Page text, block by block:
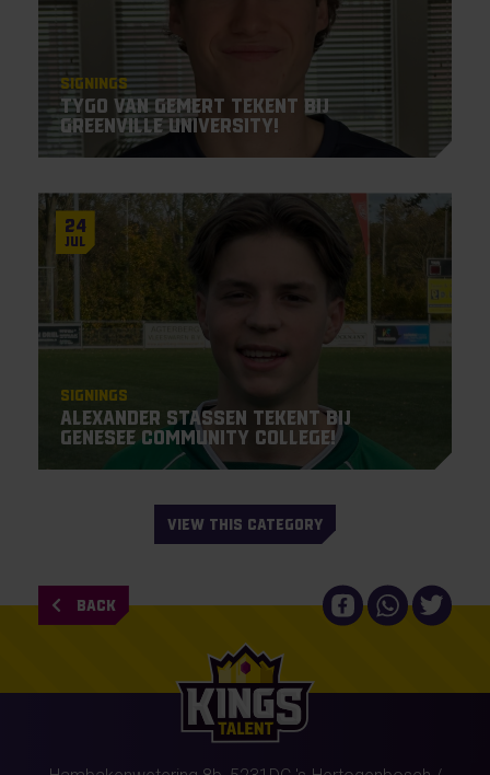
Signings
Tygo van Gemert tekent bij
Greenville University!
24
Jul
Signings
Alexander Stassen tekent bij
Genesee Community College!
VIEW THIS CATEGORY
BACK